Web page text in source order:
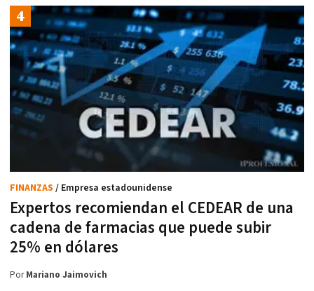
Expertos recomiendan el CEDEAR de una
cadena de farmacias que puede subir
25% en dólares
FINANZAS / Empresa estadounidense
PorMariano Jaimovich